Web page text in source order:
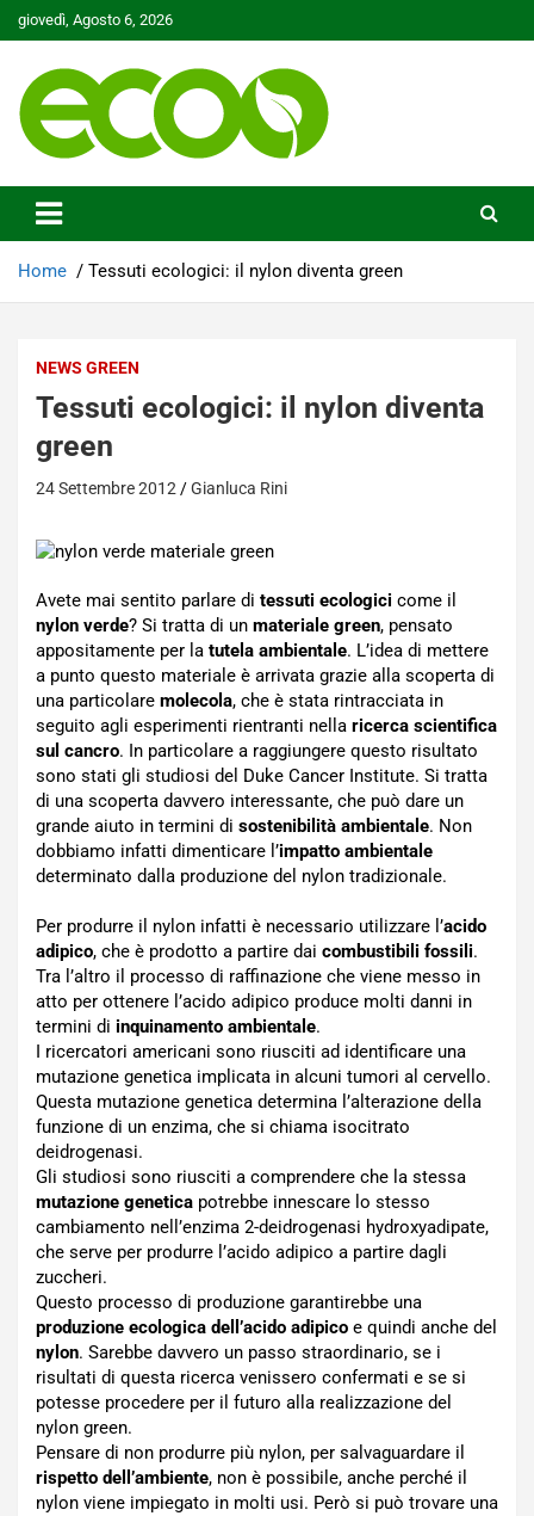
Skip
to
giovedì, Agosto 6, 2026
Ecoo.it
Home Tessuti ecologici: il nylon diventa green
NEWS GREEN
Tessuti ecologici: il nylon diventa
green
24 Settembre 2012 Gianluca Rini
Avete mai sentito parlare di tessuti ecologici come il
nylon verde? Si tratta di un materiale green, pensato
appositamente per la tutela ambientale. L’idea di mettere
a punto questo materiale è arrivata grazie alla scoperta di
una particolare molecola, che è stata rintracciata in
seguito agli esperimenti rientranti nella ricerca scientifica
sul cancro. In particolare a raggiungere questo risultato
sono stati gli studiosi del Duke Cancer Institute. Si tratta
di una scoperta davvero interessante, che può dare un
grande aiuto in termini di sostenibilità ambientale. Non
dobbiamo infatti dimenticare l’impatto ambientale
determinato dalla produzione del nylon tradizionale.
Per produrre il nylon infatti è necessario utilizzare l’acido
adipico, che è prodotto a partire dai combustibili fossili.
Tra l’altro il processo di raffinazione che viene messo in
atto per ottenere l’acido adipico produce molti danni in
termini di inquinamento ambientale.
I ricercatori americani sono riusciti ad identificare una
mutazione genetica implicata in alcuni tumori al cervello.
Questa mutazione genetica determina l’alterazione della
funzione di un enzima, che si chiama isocitrato
deidrogenasi.
Gli studiosi sono riusciti a comprendere che la stessa
mutazione genetica potrebbe innescare lo stesso
cambiamento nell’enzima 2-deidrogenasi hydroxyadipate,
che serve per produrre l’acido adipico a partire dagli
zuccheri.
Questo processo di produzione garantirebbe una
produzione ecologica dell’acido adipico e quindi anche del
nylon. Sarebbe davvero un passo straordinario, se i
risultati di questa ricerca venissero confermati e se si
potesse procedere per il futuro alla realizzazione del
nylon green.
Pensare di non produrre più nylon, per salvaguardare il
rispetto dell’ambiente, non è possibile, anche perché il
nylon viene impiegato in molti usi. Però si può trovare una